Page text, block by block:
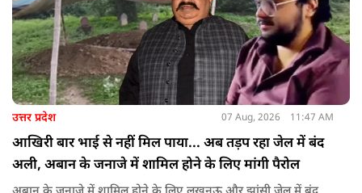
उत्तर प्रदेश 07 Aug, 2026 11:47 AM
आखिरी बार भाई से नहीं मिल पाया... अब तड़प रहा जेल में बंद
अली, अबान के जनाजे में शामिल होने के लिए मांगी पैरोल